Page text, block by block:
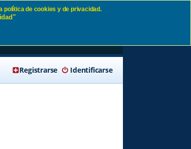
Identificarse
Registrarse
política de cookies y de privacidad.